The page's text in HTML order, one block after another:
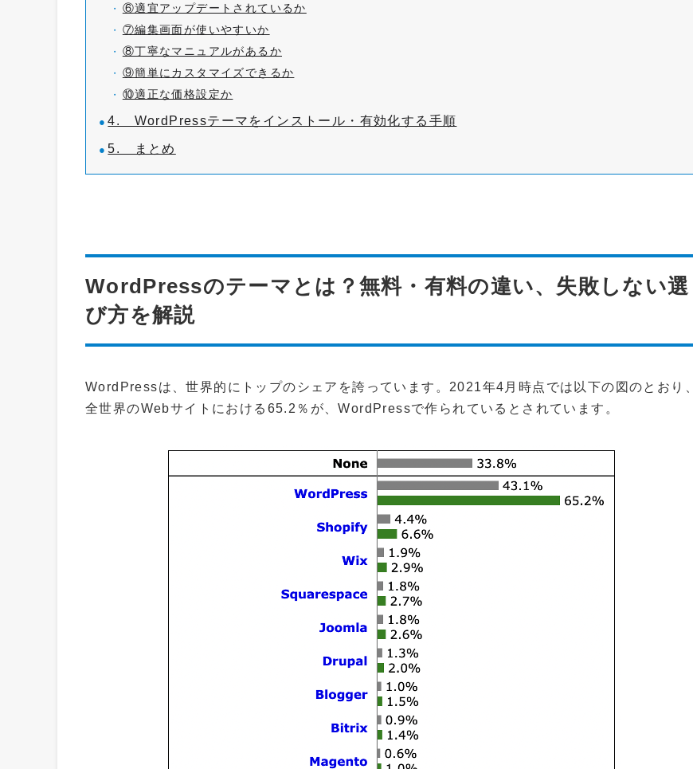
⑥適宜アップデートされているか
⑦編集画面が使いやすいか
⑧丁寧なマニュアルがあるか
⑨簡単にカスタマイズできるか
⑩適正な価格設定か
4. WordPressテーマをインストール・有効化する手順
5. まとめ
WordPressのテーマとは？無料・有料の違い、失敗しない選
び方を解説
WordPressは、世界的にトップのシェアを誇っています。2021年4月時点では以下の図のとおり、
全世界のWebサイトにおける65.2％が、WordPressで作られているとされています。